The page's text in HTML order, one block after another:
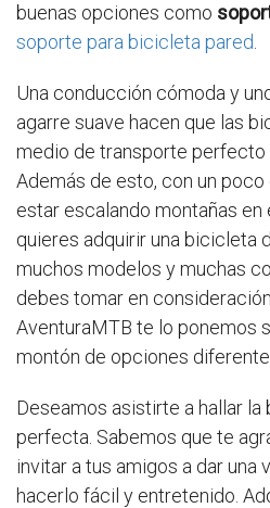
buenas opciones como
soporte para bicicleta pared
Una conducción cómoda y
agarre suave hacen que las
medio de transporte perfecto
Además de esto, con un
estar escalando montañas en
quieres adquirir una bicicleta
muchos modelos y muchas
debes tomar en
AventuraMTB te lo ponemos
montón de opciones
Deseamos asistirte a hallar
perfecta. Sabemos que te
invitar a tus amigos a dar una
hacerlo fácil y entretenido.